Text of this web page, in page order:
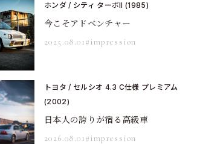
ホンダ / シティ ターボII (1985)
今こそアドベンチャー
2025.08.01 #impression
トヨタ / セルシオ 4.3 C仕様 プレミアム
(2002)
日本人の誇りが宿る高級車
2026.08.01 #impression